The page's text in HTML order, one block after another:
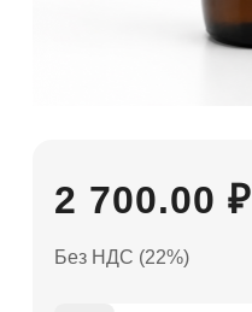
2 700.00 ₽
Без НДС (22%)